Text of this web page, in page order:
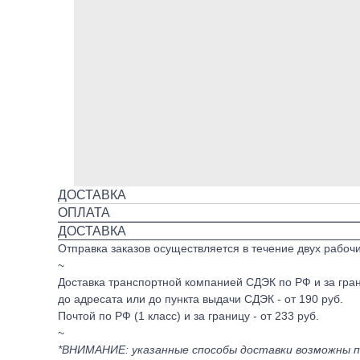
ДОСТАВКА
ОПЛАТА
ДОСТАВКА
Отправка заказов осуществляется в течение двух
~
Доставка транспортной компанией СДЭК по РФ и за
до адресата или до пункта выдачи СДЭК - от 190 руб.
Почтой по РФ (1 класс) и за границу - от 233 руб.
~
*ВНИМАНИЕ: указанные способы доставки возможны